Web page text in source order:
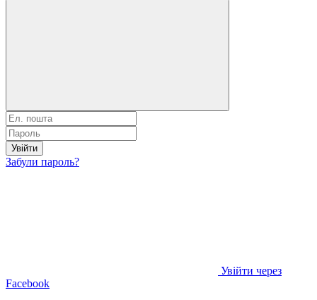
Увійти
Забули пароль?
Увійти через
Facebook